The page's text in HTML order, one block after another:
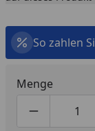
So zahlen
Menge